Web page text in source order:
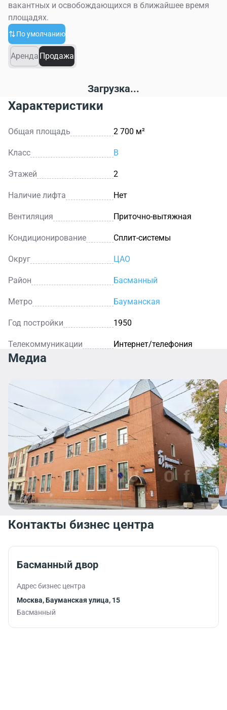
вакантных и освобождающихся в ближайшее время
площадях.
По умолчанию
Аренда Продажа
Загрузка...
Характеристики
Общая площадь 2 700 м²
Класс B
Этажей 2
Наличие лифта Нет
Вентиляция Приточно-вытяжная
Кондиционирование Сплит-системы
Округ ЦАО
Район Басманный
Метро Бауманская
Год постройки 1950
Телекоммуникации Интернет/телефония
Медиа
Контакты бизнес центра
Басманный двор
Адрес бизнес центра
Москва, Бауманская улица, 15
Басманный